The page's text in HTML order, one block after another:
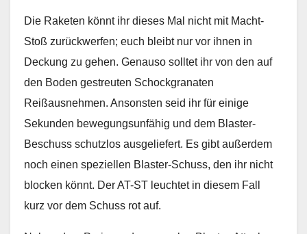
Die Raketen könnt ihr dieses Mal nicht mit Macht-
Stoß zurückwerfen; euch bleibt nur vor ihnen in
Deckung zu gehen. Genauso solltet ihr von den auf
den Boden gestreuten Schockgranaten
Reißausnehmen. Ansonsten seid ihr für einige
Sekunden bewegungsunfähig und dem Blaster-
Beschuss schutzlos ausgeliefert. Es gibt außerdem
noch einen speziellen Blaster-Schuss, den ihr nicht
blocken könnt. Der AT-ST leuchtet in diesem Fall
kurz vor dem Schuss rot auf.